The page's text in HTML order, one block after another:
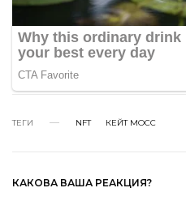
ТЕГИ NFT КЕЙТ МОСС
КАКОВА ВАША РЕАКЦИЯ?